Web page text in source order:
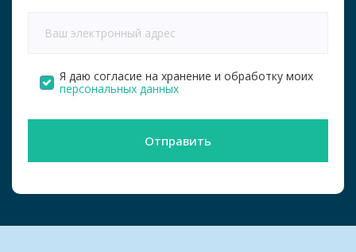
Я даю согласие на хранение и обработку моих
персональных данных
Отправить